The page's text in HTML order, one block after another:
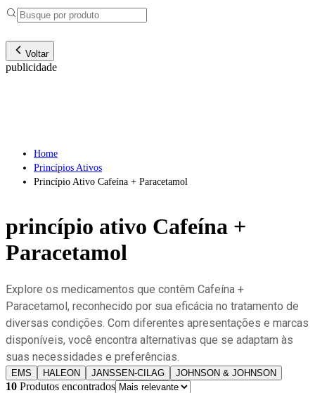
Voltar
publicidade
Home
Princípios Ativos
Princípio Ativo Cafeína + Paracetamol
princípio ativo Cafeína +
Paracetamol
Explore os medicamentos que contêm Cafeína +
Paracetamol, reconhecido por sua eficácia no tratamento de
diversas condições. Com diferentes apresentações e marcas
disponíveis, você encontra alternativas que se adaptam às
suas necessidades e preferências.
EMS HALEON JANSSEN-CILAG JOHNSON & JOHNSON
10 Produtos encontrados